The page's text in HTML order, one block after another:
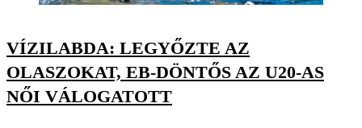
VÍZILABDA: LEGYŐZTE AZ
OLASZOKAT, EB-DÖNTŐS AZ U20-AS
NŐI VÁLOGATOTT